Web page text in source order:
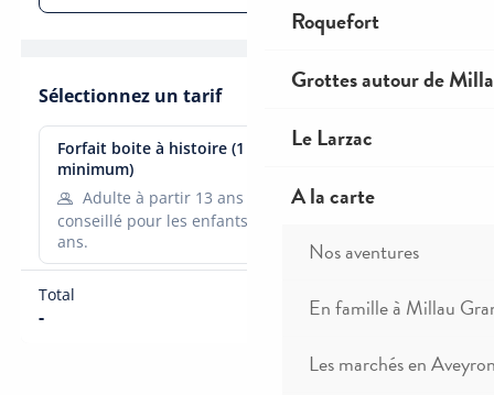
Roquefort
Grottes autour de
Le Larzac
A la carte
Nos aventures
En famille à Millau
Les marchés en